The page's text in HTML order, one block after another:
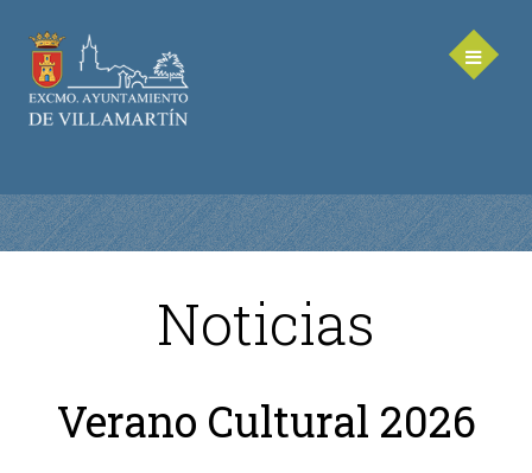
Equipo de Gobierno
Noticias
Verano Cultural 2026